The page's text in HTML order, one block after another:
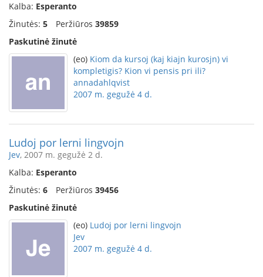
Kalba: Esperanto
Žinutės: 5 Peržiūros 39859
Paskutinė žinutė
(eo) Kiom da kursoj (kaj kiajn kurosjn) vi
kompletigis? Kion vi pensis pri ili?
annadahlqvist
2007 m. gegužė 4 d.
Ludoj por lerni lingvojn
Jev, 2007 m. gegužė 2 d.
Kalba: Esperanto
Žinutės: 6 Peržiūros 39456
Paskutinė žinutė
(eo) Ludoj por lerni lingvojn
Jev
2007 m. gegužė 4 d.